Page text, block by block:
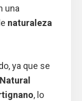
una
naturaleza
ya que se
, lo